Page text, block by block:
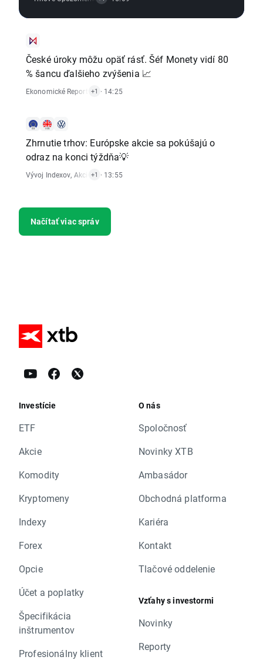
České úroky môžu opäť rásť. Šéf Monety vidí 80
% šancu ďalšieho zvýšenia 📈
Ekonomické Reporty,Akciový Trh
+1 · 14:25
Zhrnutie trhov: Európske akcie sa pokúšajú o
odraz na konci týždňa💡
Vývoj Indexov, Akciový Trh
+1 · 13:55
Načítať viac správ
Investície
ETF
Akcie
Komodity
Kryptomeny
Indexy
Forex
Opcie
Účet a poplatky
Špecifikácia
inštrumentov
Profesionálny klient
O nás
Spoločnosť
Novinky XTB
Ambasádor
Obchodná platforma
Kariéra
Kontakt
Tlačové oddelenie
Vzťahy s investormi
Novinky
Reporty